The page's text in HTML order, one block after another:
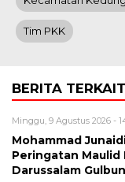
Tim PKK
BERITA TERKAIT
Minggu, 9 Agustus 2026 -
Mohammad
Peringatan Maulid
Darussalam